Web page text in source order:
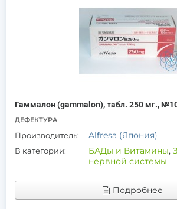
Гаммалон (gammalon), табл. 250 мг.,
ДЕФЕКТУРА
Производитель: Alfresa (Япония)
В категории: БАДы и Витамины,
нервной системы
Подробнее